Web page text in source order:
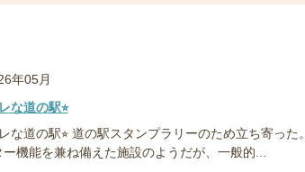
年05月
な道の駅⭐︎
な道の駅⭐︎ 道の駅スタンプラリーのため立ち寄った。
機能を兼ね備えた施設のようだが、一般的...